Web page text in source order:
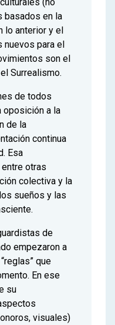
basados en la
lo anterior y el
nuevos para el
son el
Surrealismo.
de todos
a la
de la
continua
Esa
otras
colectiva y la
sueños y las
de
empezaron a
que
En ese
su
visuales)